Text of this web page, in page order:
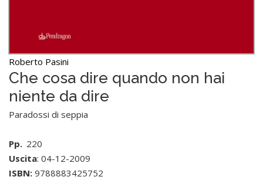
Roberto Pasini
Che cosa dire quando non hai
niente da dire
Paradossi di seppia
Pp. 220
Uscita: 04-12-2009
ISBN: 9788883425752